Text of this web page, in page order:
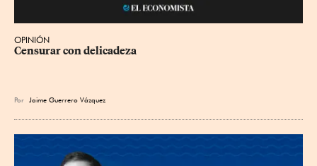
OPINIÓN
Censurar con delicadeza
Por Jaime Guerrero Vázquez